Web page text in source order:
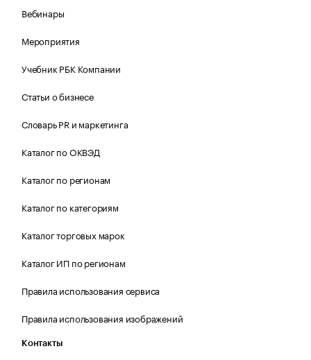
Вебинары
Мероприятия
Учебник РБК Компании
Статьи о бизнесе
Словарь PR и маркетинга
Каталог по ОКВЭД
Каталог по регионам
Каталог по категориям
Каталог торговых марок
Каталог ИП по регионам
Правила использования сервиса
Правила использования изображений
Контакты